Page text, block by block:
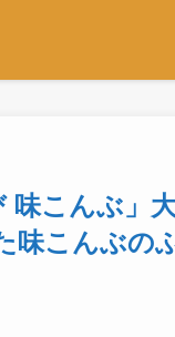
味こんぶ」
味こんぶの